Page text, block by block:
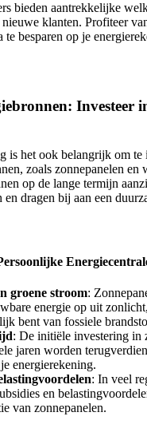
bieden aantrekkelijke
klanten. Profiteer
te besparen op je
Investeer
is het ook belangrijk om te
zoals zonnepanelen en
op de lange termijn
en dragen bij aan een
groene stroom:
energie op uit
bent van fossiele
: De initiële investering in
jaren worden
energierekening.
: In veel
en
van zonnepanelen.